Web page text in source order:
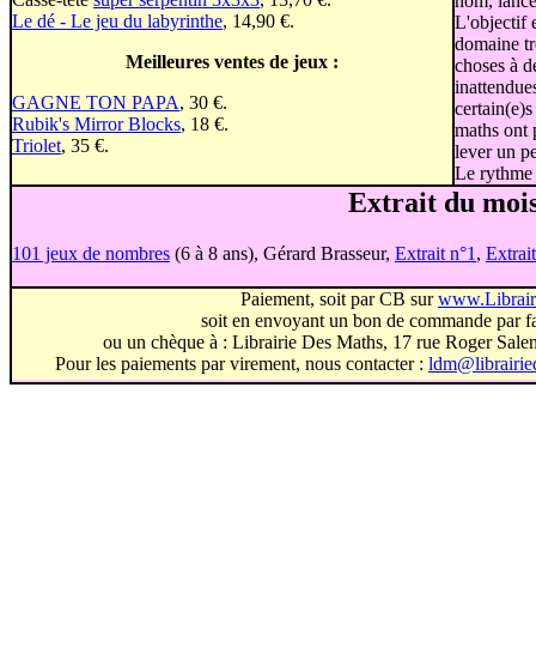
Le dé - Le jeu du labyrinthe, 14,90 €.
Meilleures ventes de jeux :
GAGNE TON PAPA, 30 €.
Rubik's Mirror Blocks, 18 €.
Triolet, 35 €.
L'objectif
domaine
choses à
maths ont
lever un
Le rythme
Extrait du
101 jeux de nombres (6 à 8 ans), Gérard Brasseur, Extrait n°1 ,
Paiement, soit par CB sur
soit en envoyant un bon de commande par
ou un chèque à : Librairie Des Maths, 17 rue Roger
Pour les paiements par virement, nous contacter :